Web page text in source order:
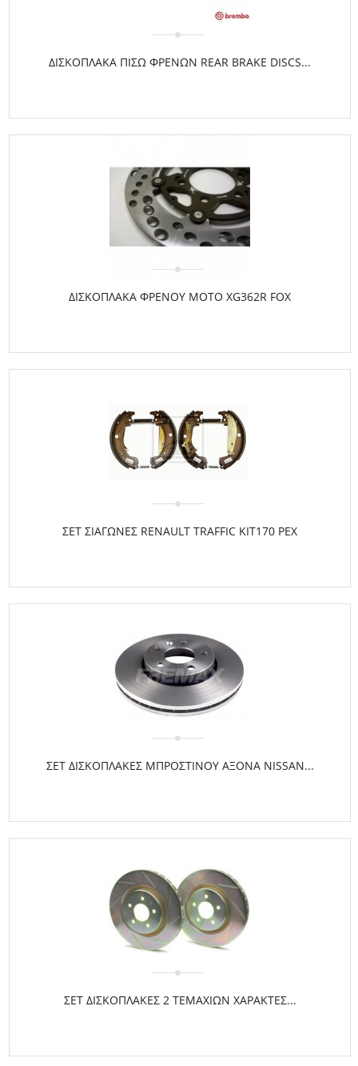
ΔΙΣΚΟΠΛΑΚΑ ΠΙΣΩ ΦΡΕΝΩΝ REAR BRAKE DISCS...
ΔΙΣΚΟΠΛΑΚΑ ΦΡΕΝΟΥ MOTO XG362R FOX
ΣΕΤ ΣΙΑΓΩΝΕΣ RENAULT TRAFFIC KIT170 PEX
ΣΕΤ ΔΙΣΚΟΠΛΑΚΕΣ ΜΠΡΟΣΤΙΝΟΥ ΑΞΟΝΑ NISSAN...
ΣΕΤ ΔΙΣΚΟΠΛΑΚΕΣ 2 ΤΕΜΑΧΙΩΝ ΧΑΡΑΚΤΕΣ...